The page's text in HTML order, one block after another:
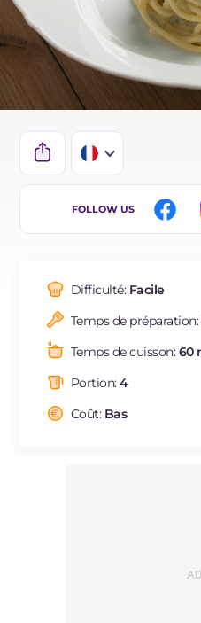
IT
ES
NL
BR
FOLLOW US
Difficulté: Facile
Temps de préparation:
Temps de cuisson:60
Portion:4
Coût: Bas